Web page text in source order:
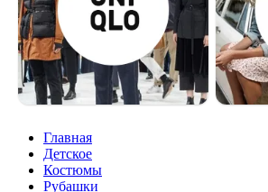
Главная
Детское
Костюмы
Рубашки